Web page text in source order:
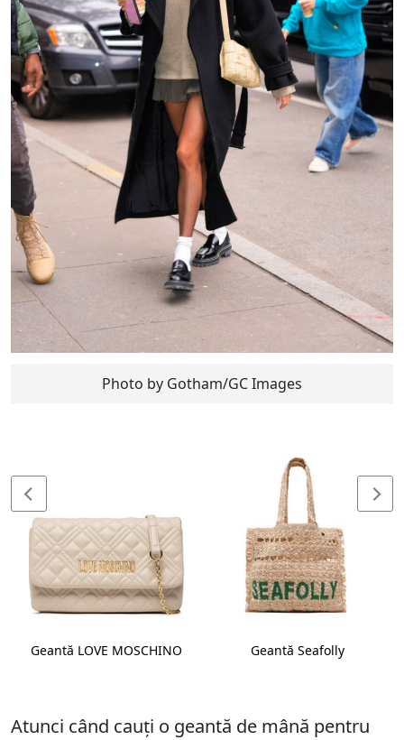
Photo by Gotham/GC Images
Geantă LOVE MOSCHINO Geantă Seafolly
Atunci când cauți o geantă de mână pentru